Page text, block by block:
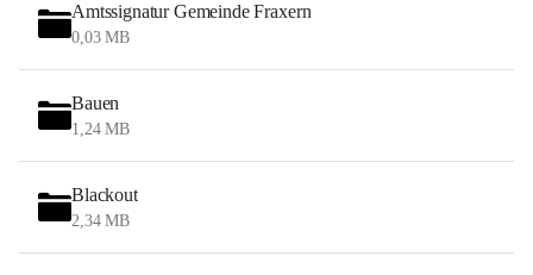
Amtssignatur Gemeinde Fraxern
0,03 MB
Bauen
1,24 MB
Blackout
2,34 MB